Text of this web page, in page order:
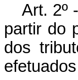
Art. 2º
partir do
dos